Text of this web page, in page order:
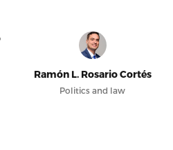
Ramón L. Rosario Cortés
Politics and law